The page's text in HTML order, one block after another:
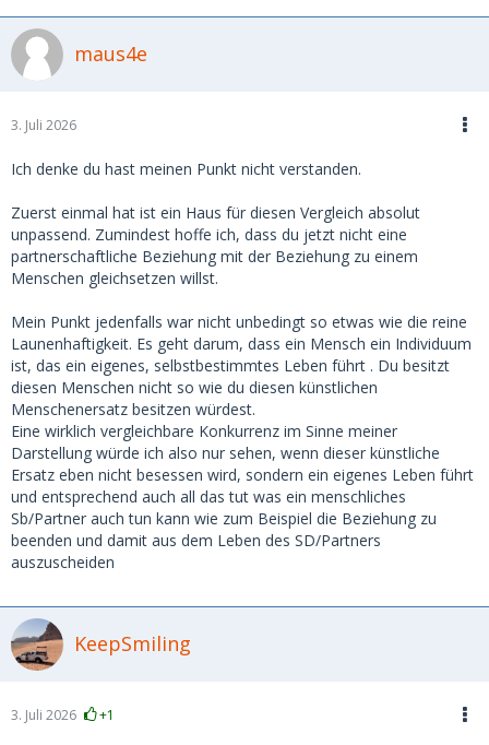
maus4e
3. Juli 2026
Ich denke du hast meinen Punkt nicht verstanden.
Zuerst einmal hat ist ein Haus für diesen Vergleich absolut
unpassend. Zumindest hoffe ich, dass du jetzt nicht eine
partnerschaftliche Beziehung mit der Beziehung zu einem
Menschen gleichsetzen willst.
Mein Punkt jedenfalls war nicht unbedingt so etwas wie die reine
Launenhaftigkeit. Es geht darum, dass ein Mensch ein Individuum
ist, das ein eigenes, selbstbestimmtes Leben führt . Du besitzt
diesen Menschen nicht so wie du diesen künstlichen
Menschenersatz besitzen würdest.
Eine wirklich vergleichbare Konkurrenz im Sinne meiner
Darstellung würde ich also nur sehen, wenn dieser künstliche
Ersatz eben nicht besessen wird, sondern ein eigenes Leben führt
und entsprechend auch all das tut was ein menschliches
Sb/Partner auch tun kann wie zum Beispiel die Beziehung zu
beenden und damit aus dem Leben des SD/Partners
auszuscheiden
KeepSmiling
3. Juli 2026 +1